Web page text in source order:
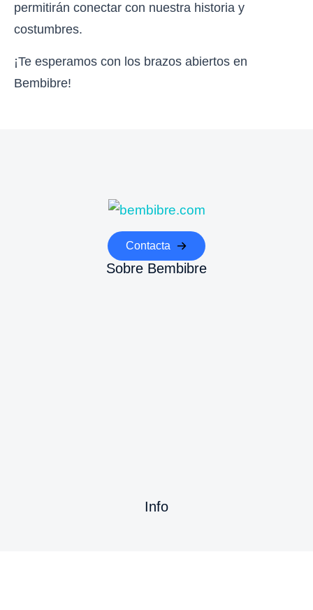
permitirán conectar con nuestra historia y
costumbres.
¡Te esperamos con los brazos abiertos en
Bembibre!
Contacta
Sobre Bembibre
Info